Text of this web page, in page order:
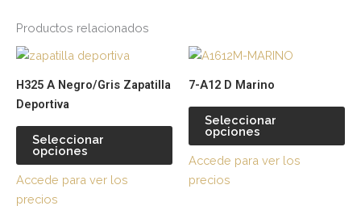
Productos relacionados
H325 A Negro/Gris Zapatilla
Deportiva
Seleccionar
opciones
Este
tiene
múltiples
variantes.
Accede para ver los
precios
7-A12 D Marino
Seleccionar
opciones
Accede para ver los
precios